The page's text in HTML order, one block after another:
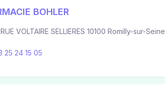
BOHLER
VOLTAIRE SELLIERES 10100 Romilly-sur-Seine
25 24 15 05